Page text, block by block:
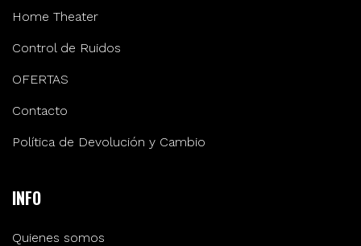
Home Theater
Control de Ruidos
OFERTAS
Contacto
Política de Devolución y Cambio
INFO
Quienes somos